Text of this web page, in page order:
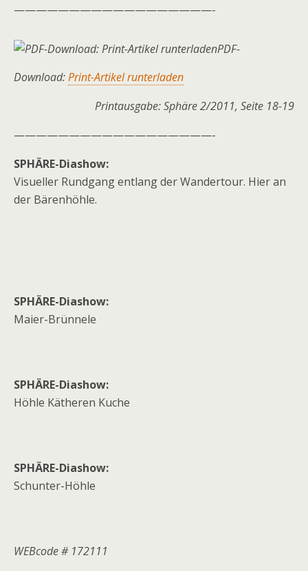
——————————————————-
PDF-
Download:Print-Artikel runterladen
Printausgabe: Sphäre 2/2011, Seite 18-19
——————————————————-
SPHÄRE-Diashow:
Visueller Rundgang entlang der Wandertour. Hier an
der Bärenhöhle.
SPHÄRE-Diashow:
Maier-Brünnele
SPHÄRE-Diashow:
Höhle Kätheren Kuche
SPHÄRE-Diashow:
Schunter-Höhle
WEBcode # 172111